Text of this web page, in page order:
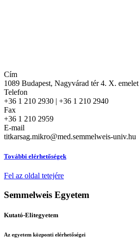
Cím
1089 Budapest, Nagyvárad tér 4. X. emelet
Telefon
+36 1 210 2930 | +36 1 210 2940
Fax
+36 1 210 2959
E-mail
titkarsag.mikro@med.semmelweis-univ.hu
További elérhetőségek
Fel az oldal tetejére
Semmelweis Egyetem
Kutató-Elitegyetem
Az egyetem központi elérhetőségei